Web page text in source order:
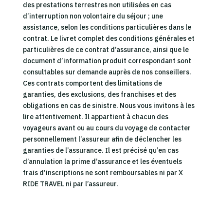
des prestations terrestres non utilisées en cas
d’interruption non volontaire du séjour ; une
assistance, selon les conditions particulières dans le
contrat. Le livret complet des conditions générales et
particulières de ce contrat d’assurance, ainsi que le
document d’information produit correspondant sont
consultables sur demande auprès de nos conseillers.
Ces contrats comportent des limitations de
garanties, des exclusions, des franchises et des
obligations en cas de sinistre. Nous vous invitons à les
lire attentivement. Il appartient à chacun des
voyageurs avant ou au cours du voyage de contacter
personnellement l’assureur afin de déclencher les
garanties de l’assurance. Il est précisé qu’en cas
d’annulation la prime d’assurance et les éventuels
frais d’inscriptions ne sont remboursables ni par X
RIDE TRAVEL ni par l’assureur.